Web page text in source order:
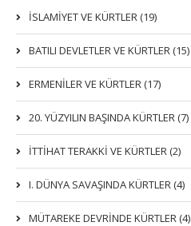
İSLAMIYET VE KÜRTLER (19)
BATILI DEVLETLER VE KÜRTLER (15)
ERMENİLER VE KÜRTLER (17)
20. YÜZYILIN BAŞINDA KÜRTLER (7)
İTTIHAT TERAKKI VE KÜRTLER (2)
I. DÜNYA SAVAŞINDA KÜRTLER (4)
MÜTAREKE DEVRİNDE KÜRTLER (4)